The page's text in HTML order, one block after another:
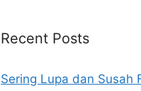
f
r
Recent Posts
Sering Lupa dan Susah